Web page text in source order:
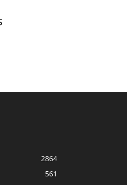
2864
561